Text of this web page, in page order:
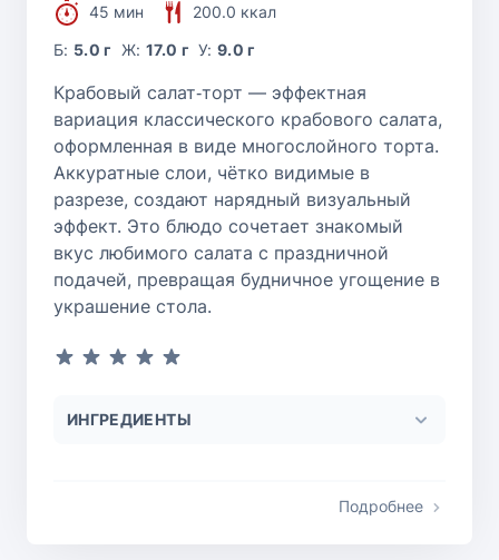
45 мин
200.0 ккал
Б: 5.0 г Ж: 17.0 г У:9.0 г
Крабовый салат‑торт — эффектная
вариация классического крабового салата,
оформленная в виде многослойного торта.
Аккуратные слои, чётко видимые в
разрезе, создают нарядный визуальный
эффект. Это блюдо сочетает знакомый
вкус любимого салата с праздничной
подачей, превращая будничное угощение в
украшение стола.
ИНГРЕДИЕНТЫ
Подробнее